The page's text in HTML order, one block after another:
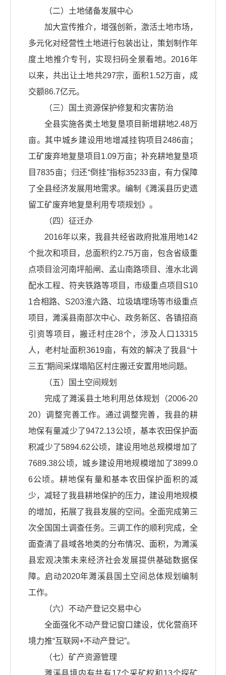
（二）土地储备发展中心
加大宣传推介，增强创新，激活土地市场，
多元化对经营性土地进行包装出让，策划制作年
度土地推介专刊，实现扫码全景看地。2016年
以来，共出让土地共297宗，面积1.52万亩，成
交额86.7亿元。
（三）国土资源保护修复和灾害防治
全县实施各类土地复垦项目新增耕地2.48万
亩。其中城乡建设用地增减挂钩项目2486亩；
工矿废弃地复垦项目1.09万亩；补充耕地复垦项
目7835亩；归还“倒挂”指标35233亩，有力保障
了全县经济发展用地需求。编制《濉溪县历史遗
留工矿废弃地复垦利用专项规划》。
（四）征迁办
2016年以来，我县共经省政府批准用地142
个批次和项目，总面积约2.75万亩，包含省级重
点项目浍河南坪船闸、孟山南路项目、淮水北调
配水工程、符夹铁路等项目，市级重点项目S10
1合相路、S203淮六路、垃圾填埋场等市级重点
项目，濉溪县南部次中心、政务新区、各镇招商
引资等项目，搬迁村庄28个，涉及人口13315
人，老村址面积3619亩，有效的解决了我县“十
三五”期间采煤塌陷区村庄搬迁安置用地问题。
（五）国土空间规划
完成了濉溪县土地利用总体规划（2006-20
20）调整完善工作。通过调整完善，我县的耕
地保有量减少了9472.13公顷，基本农田保护面
积减少了5894.62公顷，建设用地总规模增加了
7689.38公顷，城乡建设用地规模增加了3899.0
6公顷。耕地保有量和基本农田保护面积的减
少，减轻了我县耕地保护的压力，建设用地规模
的增加，拓展了我县发展的空间。全面完成第三
次全国国土调查任务。三调工作的顺利完成，全
面查清了县域各地类的分布情况、面积，为濉溪
县宏观决策未来经济社会发展提供基础数据保
障。启动2020年濉溪县国土空间总体规划编制
工作。
（六）不动产登记交易中心
全面强化不动产登记窗口建设，优化营商环
境力推“互联网+不动产登记”。
（七）矿产资源管理